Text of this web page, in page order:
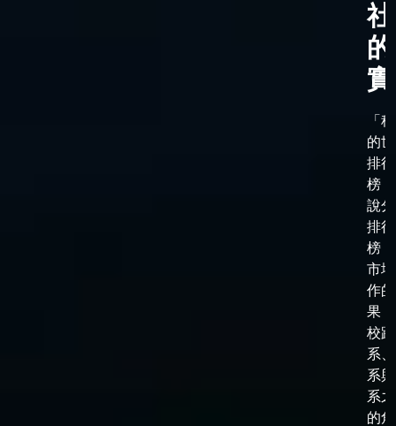
實
「
的
排行
榜
說
排行
榜
市
作
果
校跟
系
系
系
的角